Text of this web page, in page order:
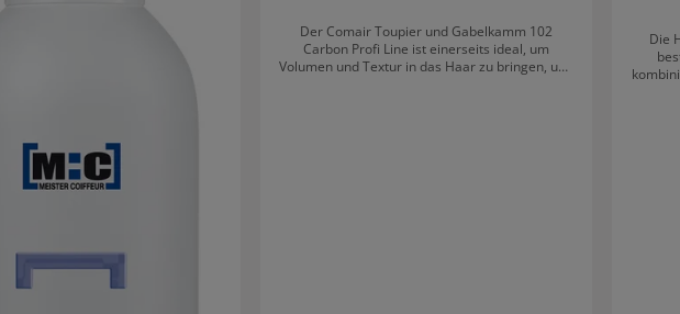
Der Comair Toupier und Gabelkamm 102
Carbon Profi Line ist einerseits ideal, um
Volumen und Textur in das Haar zu bringen, und
Die